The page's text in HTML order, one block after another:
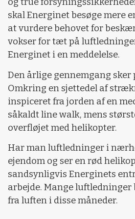
skal Energinet besøge mere
at vurdere behovet for
vokser for tæt på
Energinet i en meddelelse.
Den årlige gennemgang sker
Omkring en sjettedel af
inspiceret fra jorden af en
såkaldt line walk, mens
overfløjet med helikopter.
Har man luftledninger i
ejendom og ser en rød
sandsynligvis Energinets
arbejde. Mange
fra luften i disse måneder.